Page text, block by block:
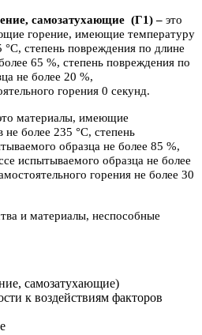
самозатухающие (Г1) – это
горение, имеющие температуру
степень повреждения по длине
65 %, степень повреждения по
не более 20 %,
горения 0 секунд.
материалы, имеющие
более 235 °C, степень
образца не более 85 %,
испытываемого образца не более
горения не более 30
и материалы, неспособные
самозатухающие)
к воздействиям факторов